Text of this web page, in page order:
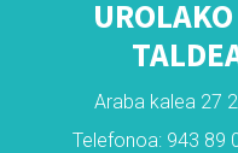
Araba kalea 27
Telefonoa: 943 89